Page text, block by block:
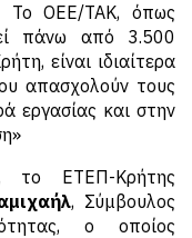
Το ΟΕΕ/ΤΑΚ, όπως
πάνω από 3.500
είναι ιδιαίτερα
απασχολούν τους
εργασίας και στην
το ΕΤΕΠ-Κρήτης
, Σύμβουλος
ο οποίος